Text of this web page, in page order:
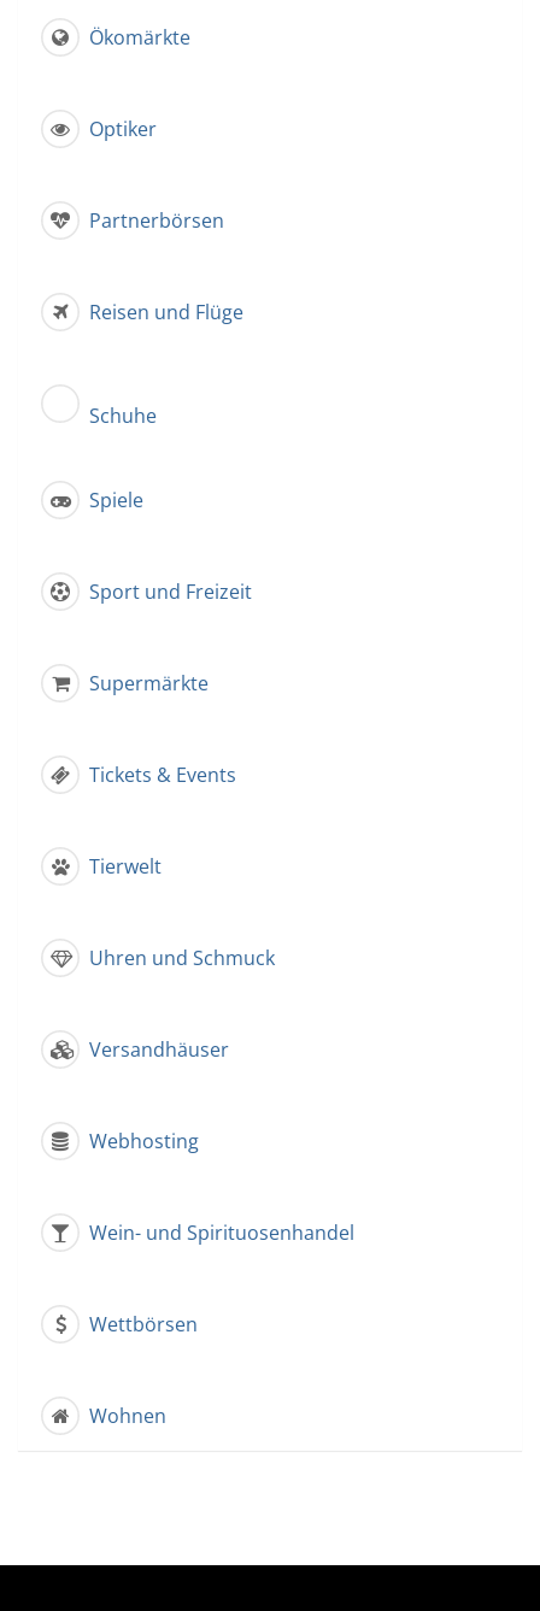
Ökomärkte
Optiker
Partnerbörsen
Reisen und Flüge
Schuhe
Spiele
Sport und Freizeit
Supermärkte
Tickets & Events
Tierwelt
Uhren und Schmuck
Versandhäuser
Webhosting
Wein- und Spirituosenhandel
Wettbörsen
Wohnen